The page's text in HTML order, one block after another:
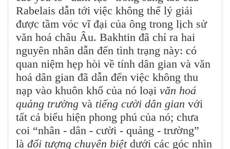
Rabelais dẫn tới việc không thể lý giải
được tầm vóc vĩ đại của ông trong lịch sử
văn hoá châu Âu. Bakhtin đã chỉ ra hai
nguyên nhân dẫn đến tình trạng này: có
quan niệm hẹp hòi về tính dân gian và văn
hoá dân gian đã dẫn đến việc không thu
nạp vào khuôn khổ của nó loại văn hoá
quảng trường và tiếng cười dân gian với
tất cả biểu hiện phong phú của nó; chưa
coi “nhân - dân - cười - quảng - trường”
là đối tượng chuyên biệtdưới các góc nhìn